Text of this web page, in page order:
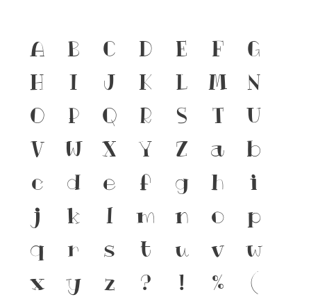
A B C D E F
G
H
I J K L M
N
O
P Q R S T
U
V
W X Y Z a
b
c
d e f g h
i
j
k l m n o
p
q
r s t u v
w
x
y z ? ! %
(